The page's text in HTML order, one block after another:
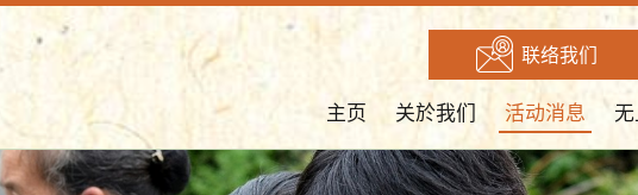
联络我们
主页 关於我们 活动消息